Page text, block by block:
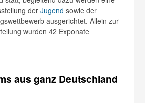
derJugend sowie der
ausgerichtet. Allein zur
wurden 42 Exponate
aus ganz Deutschland